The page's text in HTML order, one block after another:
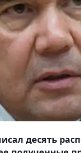
десять